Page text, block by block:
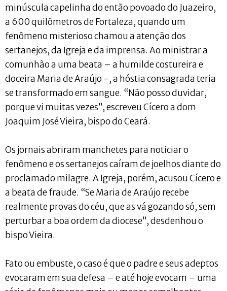
minúscula capelinha do então povoado do Juazeiro,
a 600 quilômetros de Fortaleza, quando um
fenômeno misterioso chamou a atenção dos
sertanejos, da Igreja e da imprensa. Ao ministrar a
comunhão a uma beata – a humilde costureira e
doceira Maria de Araújo -, a hóstia consagrada teria
se transformado em sangue. “Não posso duvidar,
porque vi muitas vezes”, escreveu Cícero a dom
Joaquim José Vieira, bispo do Ceará.
Os jornais abriram manchetes para noticiar o
fenômeno e os sertanejos caíram de joelhos diante do
proclamado milagre. A Igreja, porém, acusou Cícero e
a beata de fraude. “Se Maria de Araújo recebe
realmente provas do céu, que as vá gozando só, sem
perturbar a boa ordem da diocese”, desdenhou o
bispo Vieira.
Fato ou embuste, o caso é que o padre e seus adeptos
evocaram em sua defesa – e até hoje evocam – uma